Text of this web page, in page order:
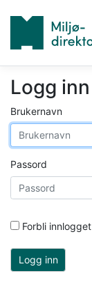
Logg inn
Brukernavn
Passord
Forbli innlogget
Logg inn